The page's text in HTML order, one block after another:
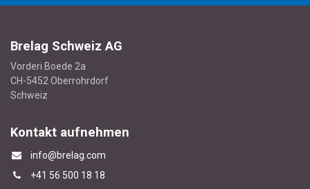
Brelag Schweiz AG
Vorderi Boede 2a
CH-5452 Oberrohrdorf
Schweiz
Kontakt aufnehmen
info@brelag.com
+41 56 500 18 18